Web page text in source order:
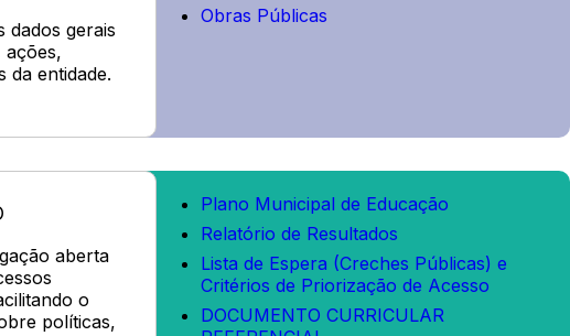
dados gerais
ações,
da entidade.
Obras Públicas
aberta
o
políticas,
Plano Municipal de Educação
Relatório de Resultados
Lista de Espera (Creches Públicas) e
Critérios de Priorização de Acesso
DOCUMENTO CURRICULAR